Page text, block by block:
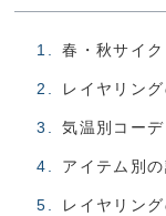
春・秋サイ
レイヤリン
気温別コー
アイテム別
レイヤリン